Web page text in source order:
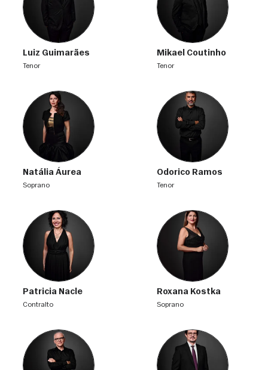
Luiz Guimarães
tenor
Mikael Coutinho
tenor
Natália Áurea
soprano
Odorico Ramos
tenor
Patricia Nacle
contralto
Roxana Kostka
soprano